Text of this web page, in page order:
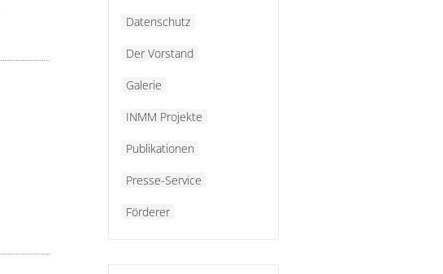
Datenschutz
Der Vorstand
Galerie
INMM Projekte
Publikationen
Presse-Service
Förderer